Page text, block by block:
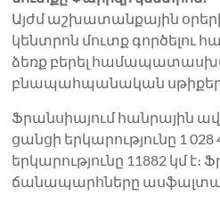
Այժմ աշխատանքային
կենտրոն մուտք գործելու
ձեռք բերել
բնապահպանական
Ֆրանսիայում հանրային
ցանցի երկարությունը 1 028
երկարությունը 11882 կմ է։
ճանապարհները